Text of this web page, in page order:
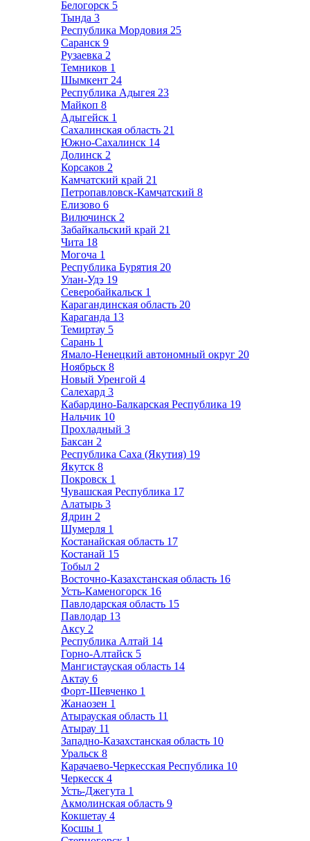
Белогорск 5
Тында 3
Республика Мордовия 25
Саранск 9
Рузаевка 2
Темников 1
Шымкент 24
Республика Адыгея 23
Майкоп 8
Адыгейск 1
Сахалинская область 21
Южно-Сахалинск 14
Долинск 2
Корсаков 2
Камчатский край 21
Петропавловск-Камчатский 8
Елизово 6
Вилючинск 2
Забайкальский край 21
Чита 18
Могоча 1
Республика Бурятия 20
Улан-Удэ 19
Северобайкальск 1
Карагандинская область 20
Караганда 13
Темиртау 5
Сарань 1
Ямало-Ненецкий автономный округ 20
Ноябрьск 8
Новый Уренгой 4
Салехард 3
Кабардино-Балкарская Республика 19
Нальчик 10
Прохладный 3
Баксан 2
Республика Саха (Якутия) 19
Якутск 8
Покровск 1
Чувашская Республика 17
Алатырь 3
Ядрин 2
Шумерля 1
Костанайская область 17
Костанай 15
Тобыл 2
Восточно-Казахстанская область 16
Усть-Каменогорск 16
Павлодарская область 15
Павлодар 13
Аксу 2
Республика Алтай 14
Горно-Алтайск 5
Мангистауская область 14
Актау 6
Форт-Шевченко 1
Жанаозен 1
Атырауская область 11
Атырау 11
Западно-Казахстанская область 10
Уральск 8
Карачаево-Черкесская Республика 10
Черкесск 4
Усть-Джегута 1
Акмолинская область 9
Кокшетау 4
Косшы 1